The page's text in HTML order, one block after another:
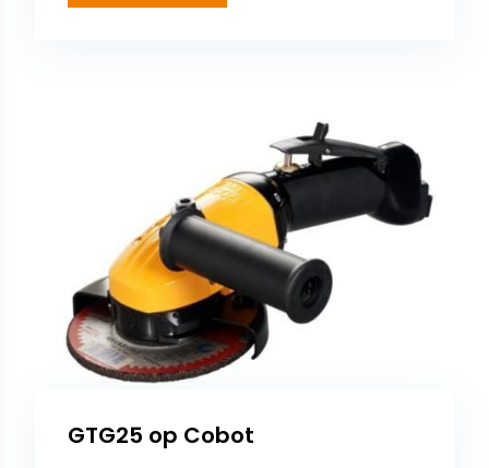
GTG25 op Cobot